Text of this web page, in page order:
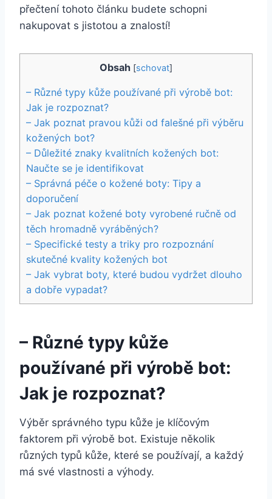
přečtení tohoto článku budete schopni
nakupovat s jistotou a znalostí!
Obsah [schovat]
– Různé typy kůže⁢ používané při výrobě bot:
Jak je rozpoznat?
– Jak poznat pravou kůži od falešné při výběru
⁤kožených bot?
– Důležité ​znaky kvalitních kožených bot:
Naučte se je identifikovat
– Správná péče o kožené ‍boty: Tipy​ a
⁢doporučení
– Jak ⁢poznat kožené boty ⁣vyrobené⁢ ručně od
těch hromadně vyráběných?
– Specifické testy a triky pro rozpoznání ​
skutečné ‍kvality kožených bot
– Jak⁢ vybrat‍ boty,‍ které budou vydržet dlouho
a ⁤dobře vypadat?
– Různé typy kůže⁢
používané při výrobě bot:
Jak je rozpoznat?
Výběr správného⁢ typu ​kůže je klíčovým
faktorem při výrobě bot. Existuje několik
různých typů ⁢kůže, které ⁣se používají, ‌a každý
má své ‌vlastnosti a výhody.